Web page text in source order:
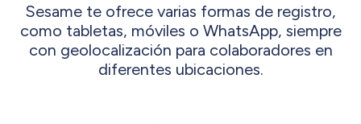
Sesame te ofrece varias formas de registro,
como tabletas, móviles o WhatsApp, siempre
con geolocalización para colaboradores en
diferentes ubicaciones.